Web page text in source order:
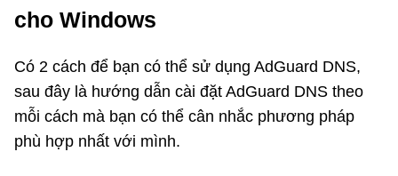
cho Windows
Có 2 cách để bạn có thể sử dụng AdGuard DNS,
sau đây là hướng dẫn cài đặt AdGuard DNS theo
mỗi cách mà bạn có thể cân nhắc phương pháp
phù hợp nhất với mình.